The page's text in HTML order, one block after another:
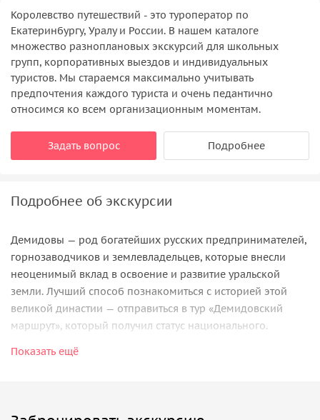
Королевство путешествий - это туроператор по
Екатеринбургу, Уралу и России. В нашем каталоге
множество разноплановых экскурсий для школьных
групп, корпоративных выездов и индивидуальных
туристов. Мы стараемся максимально учитывать
предпочтения каждого туриста и очень педантично
относимся ко всем организационным моментам.
Задать вопрос Подробнее
Подробнее об экскурсии
Демидовы — род богатейших русских предпринимателей,
горнозаводчиков и землевладельцев, которые внесли
неоценимый вклад в освоение и развитие уральской
земли. Лучший способ познакомиться с историей этой
великой династии — отправиться в тур «Демидовский
маршрут», который получил статус национального.
Екатеринбург
достопримечательностей, а на автобусной ее части мы
Показать ещё